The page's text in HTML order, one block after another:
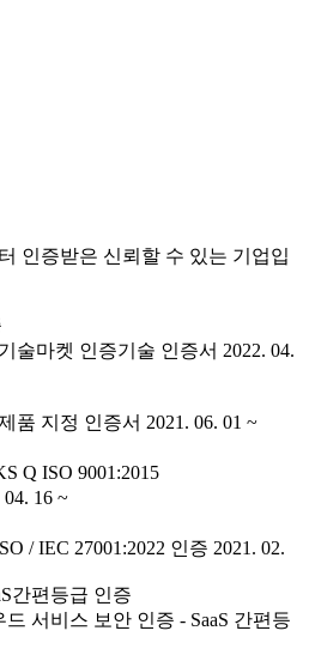
인증받은 신뢰할 수 있는 기업입
술마켓 인증기술 인증서 2022. 04.
품 지정 인증서 2021. 06. 01 ~
Q ISO 9001:2015
04. 16 ~
/ IEC 27001:2022 인증 2021. 02.
드 서비스 보안 인증 - SaaS 간편등